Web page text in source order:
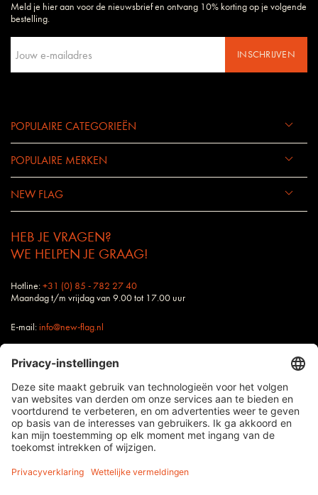
Meld je hier aan voor de nieuwsbrief en ontvang 10% korting op je volgende
bestelling.
INSCHRIJVEN
POPULAIRE CATEGORIEËN
POPULAIRE MERKEN
NEW FLAG
HEB JE VRAGEN?
WE HELPEN JE GRAAG!
Hotline:+31 (0) 85 - 782 27 40
Maandag t/m vrijdag van 9.00 tot 17.00 uur
E-mail:info@new-flag.nl
Buitendienst: Ook jouw contactpersoon bij New
Flag staat altijd voor je klaar.
alle prijzen zijn excl. BTW en verzendkosten, tenzij anders vermeld